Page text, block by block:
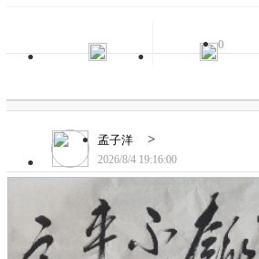
0
孟子洋 >
2026/8/4 19:16:00